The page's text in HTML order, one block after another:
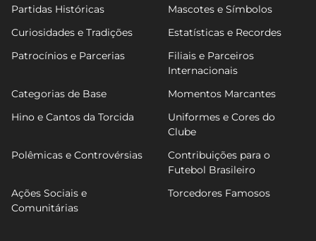
Partidas Históricas
Mascotes e Símbolos
Curiosidades e Tradições
Estatísticas e Recordes
Patrocínios e Parcerias
Filiais e Parceiros
Internacionais
Categorias de Base
Momentos Marcantes
Hino e Cantos da Torcida
Uniformes e Cores do
Clube
Polêmicas e Controvérsias
Contribuições para o
Futebol Brasileiro
Ações Sociais e
Comunitárias
Torcedores Famosos